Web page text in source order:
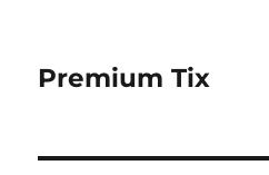
Premium Tix